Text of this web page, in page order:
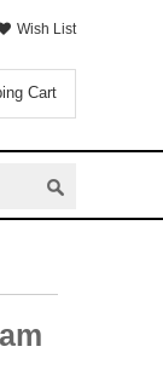
Cart
Wish List